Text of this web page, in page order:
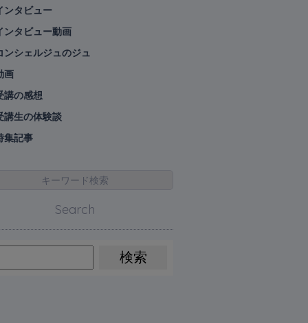
ンタビュー
ンタビュー動画
ンシェルジュのジュ
画
講の感想
講生の体験談
集記事
キーワード検索
Search